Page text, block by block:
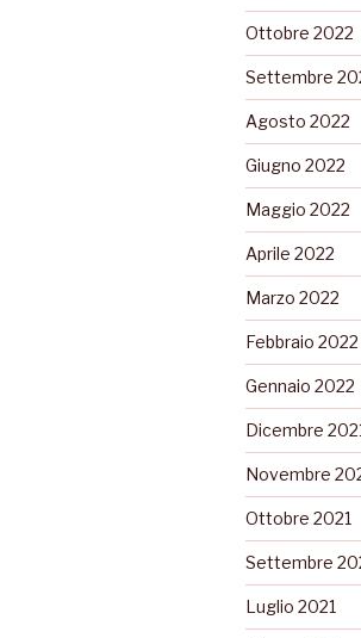
Ottobre 2022
Settembre
Agosto 2022
Giugno 2022
Maggio 2022
Aprile 2022
Marzo 2022
Febbraio 2022
Gennaio 2022
Dicembre
Novembre
Ottobre 2021
Settembre
Luglio 2021